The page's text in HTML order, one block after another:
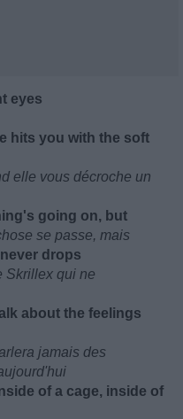
eyes
hits you with the soft
elle vous décroche un
going on, but
se passe, mais
drops
Skrillex qui ne
about the feelings
jamais des
of a cage, inside of